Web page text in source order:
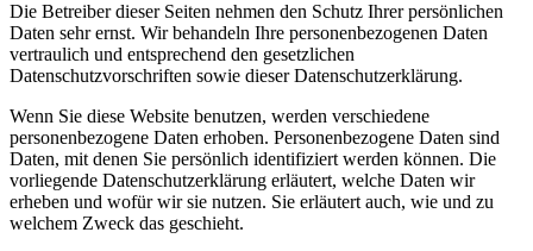
Die Betreiber dieser Seiten nehmen den Schutz Ihrer persönlichen
Daten sehr ernst. Wir behandeln Ihre personenbezogenen Daten
vertraulich und entsprechend den gesetzlichen
Datenschutzvorschriften sowie dieser Datenschutzerklärung.
Wenn Sie diese Website benutzen, werden verschiedene
personenbezogene Daten erhoben. Personenbezogene Daten sind
Daten, mit denen Sie persönlich identifiziert werden können. Die
vorliegende Datenschutzerklärung erläutert, welche Daten wir
erheben und wofür wir sie nutzen. Sie erläutert auch, wie und zu
welchem Zweck das geschieht.